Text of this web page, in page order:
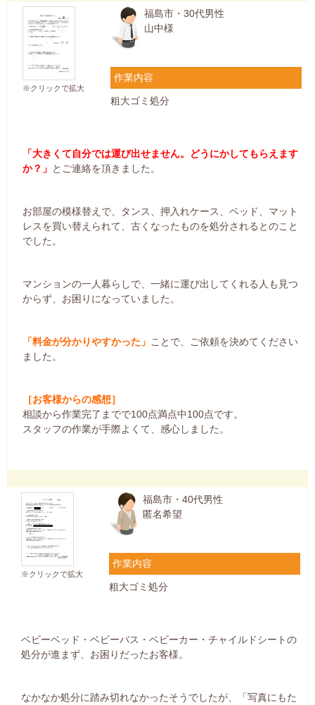
※クリックで拡大
福島市・30代男性
山中様
作業内容
粗大ゴミ処分
「大きくて自分では運び出せません。どうにかしてもらえます
か？」 とご連絡を頂きました。
お部屋の模様替えで、タンス、押入れケース、ベッド、マット
レスを買い替えられて、古くなったものを処分されるとのこと
でした。
マンションの一人暮らしで、一緒に運び出してくれる人も見つ
からず、お困りになっていました。
「料金が分かりやすかった」 ことで、ご依頼を決めてください
ました。
［お客様からの感想］
相談から作業完了までで100点満点中100点です。
スタッフの作業が手際よくて、感心しました。
※クリックで拡大
福島市・40代男性
匿名希望
作業内容
粗大ゴミ処分
ベビーベッド・ベビーバス・ベビーカー・チャイルドシートの
処分が進まず、お困りだったお客様。
なかなか処分に踏み切れなかったそうでしたが、「写真にもた